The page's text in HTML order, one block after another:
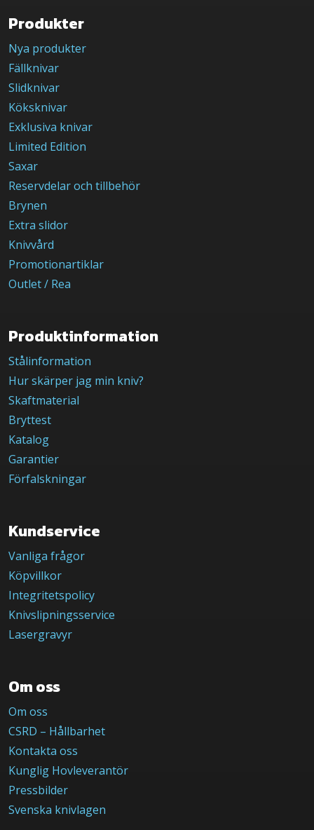
Produkter
Nya produkter
Fällknivar
Slidknivar
Köksknivar
Exklusiva knivar
Limited Edition
Saxar
Reservdelar och tillbehör
Brynen
Extra slidor
Knivvård
Promotionartiklar
Outlet / Rea
Produktinformation
Stålinformation
Hur skärper jag min kniv?
Skaftmaterial
Bryttest
Katalog
Garantier
Förfalskningar
Kundservice
Vanliga frågor
Köpvillkor
Integritetspolicy
Knivslipningsservice
Lasergravyr
Om oss
Om oss
CSRD – Hållbarhet
Kontakta oss
Kunglig Hovleverantör
Pressbilder
Svenska knivlagen